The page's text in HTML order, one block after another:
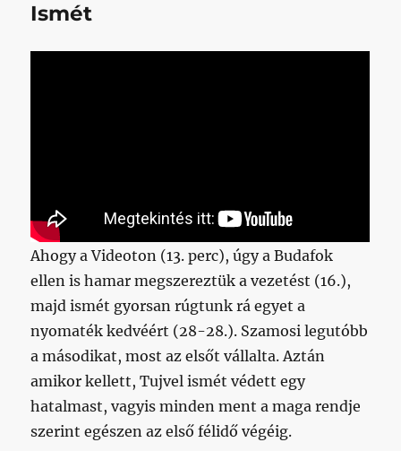
Ismét
Ahogy a Videoton (13. perc), úgy a Budafok
ellen is hamar megszereztük a vezetést (16.),
majd ismét gyorsan rúgtunk rá egyet a
nyomaték kedvéért (28-28.). Szamosi legutóbb
a másodikat, most az elsőt vállalta. Aztán
amikor kellett, Tujvel ismét védett egy
hatalmast, vagyis minden ment a maga rendje
szerint egészen az első félidő végéig.